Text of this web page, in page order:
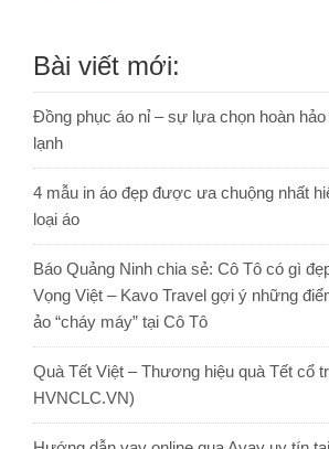
Bài viết mới:
Đồng phục áo nỉ – sự lựa chọn hoàn
lạnh
4 mẫu in áo đẹp được ưa chuộng nhất
loại áo
Báo Quảng Ninh chia sẻ: Cô Tô có gì
Vọng Việt – Kavo Travel gợi ý những
ảo “cháy máy” tại Cô Tô
Quà Tết Việt – Thương hiệu quà Tết cổ
HVNCLC.VN)